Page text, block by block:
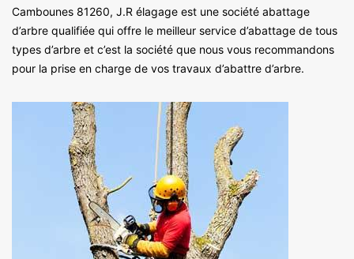
Cambounes 81260, J.R élagage est une société abattage
d’arbre qualifiée qui offre le meilleur service d’abattage de tous
types d’arbre et c’est la société que nous vous recommandons
pour la prise en charge de vos travaux d’abattre d’arbre.